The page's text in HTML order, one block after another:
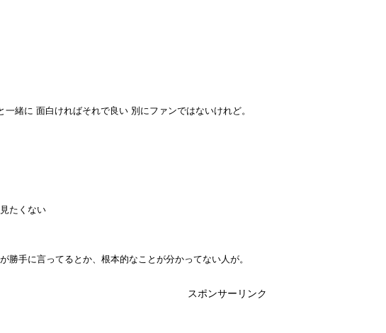
緒に 面白ければそれで良い 別にファンではないけれど。
たくない
手に言ってるとか、根本的なことが分かってない人が。
スポンサーリンク